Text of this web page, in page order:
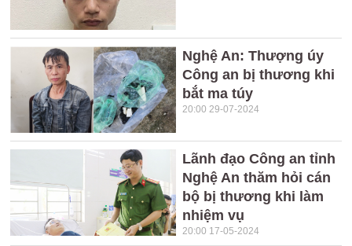
Nghệ An: Thượng úy
Công an bị thương khi
bắt ma túy
20:00 29-07-2024
Lãnh đạo Công an tỉnh
Nghệ An thăm hỏi cán
bộ bị thương khi làm
nhiệm vụ
20:00 17-05-2024